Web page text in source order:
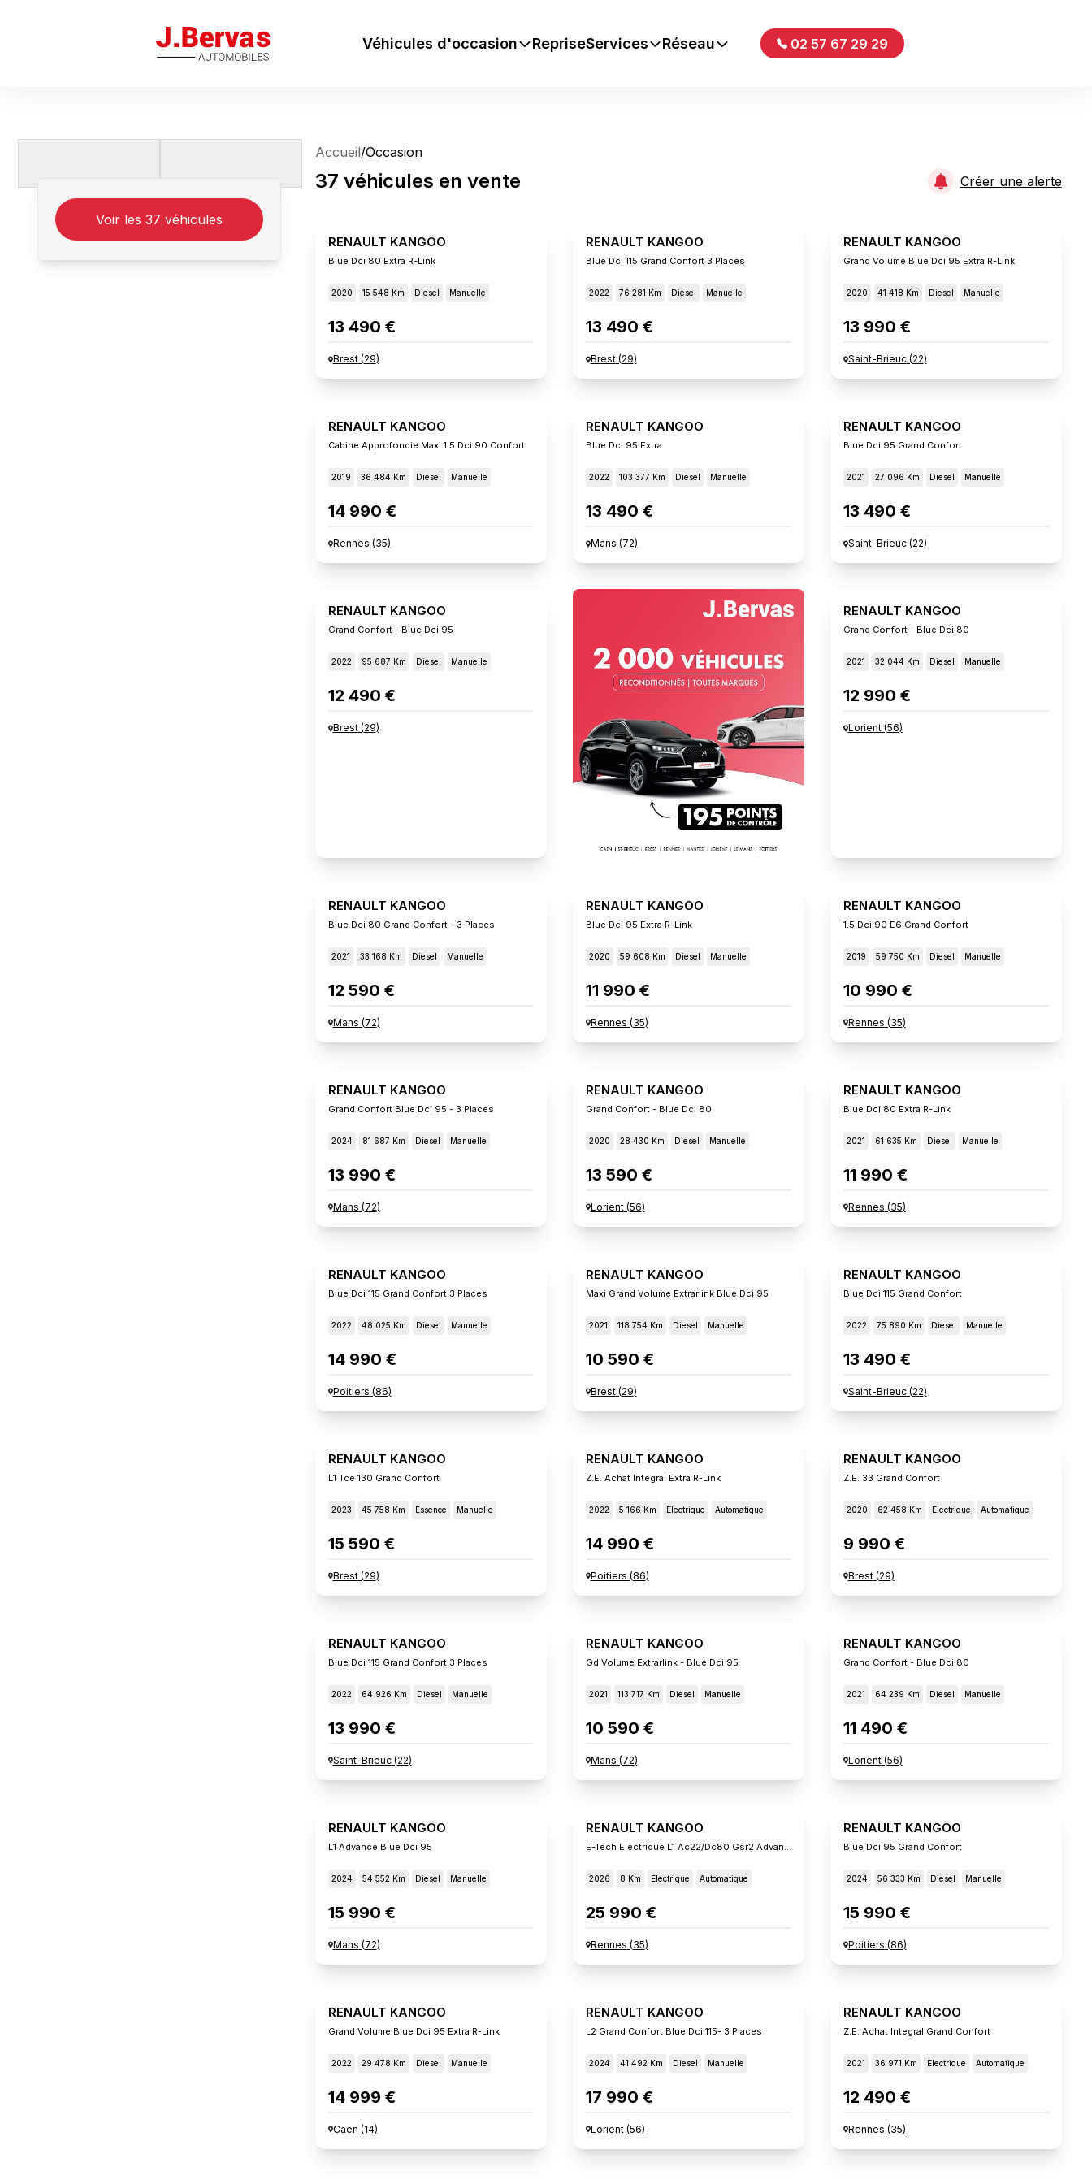
J.Bervas Véhicules d'occasion RepriseServices Réseau 02 57 67 29 29
Voir les 37 véhicules
Accueil/Occasion
37 véhicules en vente Créer une alerte
RENAULT KANGOO
Blue Dci 80 Extra R-Link
2020 15 548 Km Diesel Manuelle
13 490 €
Brest(29)
RENAULT KANGOO
Blue Dci 115 Grand Confort 3 Places
2022 76 281 Km Diesel Manuelle
13 490 €
Brest(29)
RENAULT KANGOO
Grand Volume Blue Dci 95 Extra R-Link
2020 41 418 Km Diesel Manuelle
13 990 €
Saint-Brieuc(22)
RENAULT KANGOO
Cabine Approfondie Maxi 1.5 Dci 90 Confort
2019 36 484 Km Diesel Manuelle
14 990 €
Rennes (35)
RENAULT KANGOO
Blue Dci 95 Extra
2022 103 377 Km Diesel Manuelle
13 490 €
Mans (72)
RENAULT KANGOO
Blue Dci 95 Grand Confort
2021 27 096 Km Diesel Manuelle
13 490 €
Saint-Brieuc(22)
RENAULT KANGOO
Grand Confort - Blue Dci 95
2022 95 687 Km Diesel Manuelle
12 490 €
Brest(29)
RENAULT KANGOO
Grand Confort - Blue Dci 80
2021 32 044 Km Diesel Manuelle
12 990 €
Lorient(56)
RENAULT KANGOO
Blue Dci 80 Grand Confort - 3 Places
2021 33 168 Km Diesel Manuelle
12 590 €
Mans (72)
RENAULT KANGOO
Blue Dci 95 Extra R-Link
2020 59 608 Km Diesel Manuelle
11 990 €
Rennes (35)
RENAULT KANGOO
1.5 Dci 90 E6 Grand Confort
2019 59 750 Km Diesel Manuelle
10 990 €
Rennes (35)
RENAULT KANGOO
Grand Confort Blue Dci 95 - 3 Places
2024 81 687 Km Diesel Manuelle
13 990 €
Mans (72)
RENAULT KANGOO
Grand Confort - Blue Dci 80
2020 28 430 Km Diesel Manuelle
13 590 €
Lorient(56)
RENAULT KANGOO
Blue Dci 80 Extra R-Link
2021 61 635 Km Diesel Manuelle
11 990 €
Rennes (35)
RENAULT KANGOO
Blue Dci 115 Grand Confort 3 Places
2022 48 025 Km Diesel Manuelle
14 990 €
Poitiers (86)
RENAULT KANGOO
Maxi Grand Volume Extrarlink Blue Dci 95
2021 118 754 Km Diesel Manuelle
10 590 €
Brest(29)
RENAULT KANGOO
Blue Dci 115 Grand Confort
2022 75 890 Km Diesel Manuelle
13 490 €
Saint-Brieuc(22)
RENAULT KANGOO
L1 Tce 130 Grand Confort
2023 45 758 Km Essence Manuelle
15 590 €
Brest(29)
RENAULT KANGOO
Z.e. Achat Integral Extra R-Link
2022 5 166 Km Electrique Automatique
14 990 €
Poitiers (86)
RENAULT KANGOO
Z.e. 33 Grand Confort
2020 62 458 Km Electrique Automatique
9 990 €
Brest(29)
RENAULT KANGOO
Blue Dci 115 Grand Confort 3 Places
2022 64 926 Km Diesel Manuelle
13 990 €
Saint-Brieuc(22)
RENAULT KANGOO
Gd Volume Extrarlink - Blue Dci 95
2021 113 717 Km Diesel Manuelle
10 590 €
Mans (72)
RENAULT KANGOO
Grand Confort - Blue Dci 80
2021 64 239 Km Diesel Manuelle
11 490 €
Lorient(56)
RENAULT KANGOO
L1 Advance Blue Dci 95
2024 54 552 Km Diesel Manuelle
15 990 €
Mans (72)
RENAULT KANGOO
2026 8 Km Electrique Automatique
25 990 €
Rennes (35)
RENAULT KANGOO
Blue Dci 95 Grand Confort
2024 56 333 Km Diesel Manuelle
15 990 €
Poitiers (86)
RENAULT KANGOO
Grand Volume Blue Dci 95 Extra R-Link
2022 29 478 Km Diesel Manuelle
14 999 €
Caen (14)
RENAULT KANGOO
L2 Grand Confort Blue Dci 115- 3 Places
2024 41 492 Km Diesel Manuelle
17 990 €
Lorient(56)
RENAULT KANGOO
Z.e. Achat Integral Grand Confort
2021 36 971 Km Electrique Automatique
12 490 €
Rennes (35)